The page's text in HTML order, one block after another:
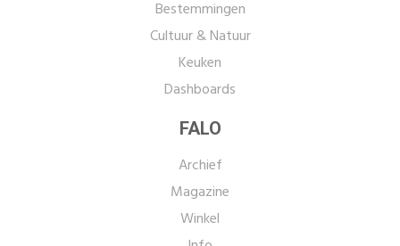
Bestemmingen
Cultuur & Natuur
Keuken
Dashboards
FALO
Archief
Magazine
Winkel